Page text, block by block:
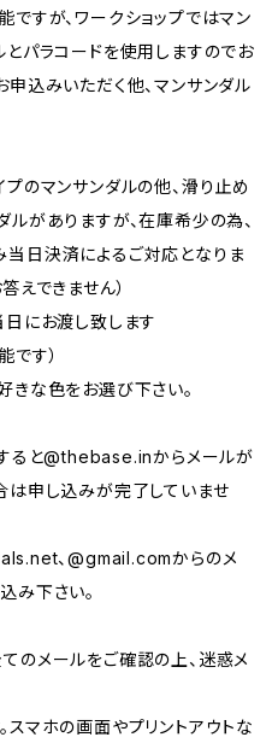
すが、ワークショップではマン
とパラコードを使用しますのでお
込みいただく他、マンサンダル
のマンサンダルの他、滑り止め
がありますが、在庫希少の為、
日決済によるご対応となりま
えできません）
日にお渡し致します
です）
きな色をお選び下さい。
ると@thebase.inからメールが
は申し込みが完了していませ
、@gmail.comからのメ
み下さい。
のメールをご確認の上、迷惑メ
マホの画面やプリントアウトな